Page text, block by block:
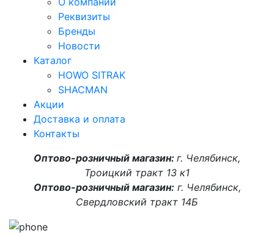
Реквизиты
Бренды
Новости
Каталог
HOWO SITRAK
SHACMAN
Акции
Доставка и оплата
Контакты
Оптово-розничный магазин: г. Челябинск,
Троицкий тракт 13 к1
Оптово-розничный магазин:г. Челябинск,
Свердловский тракт 14Б